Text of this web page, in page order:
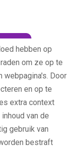
hebben op
om ze op te
webpagina's. Door
en op te
extra context
van de
gebruik van
bestraft